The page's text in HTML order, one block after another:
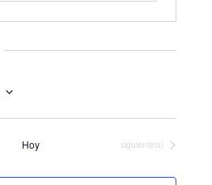
Hoy Eventos
siguiente(s)